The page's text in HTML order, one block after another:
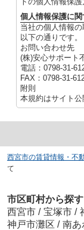
個人情報保護に
当社の個人情報
以下の通りです。
お問い合わせ先
(株)安心サポート
電話：0798-31-
FAX：0798-31-
附則
本規約はサイト公
西宮市の賃貸情報・不
て
市区町村から探す
西宮市 / 宝塚市 /
神戸市灘区 / 南あ